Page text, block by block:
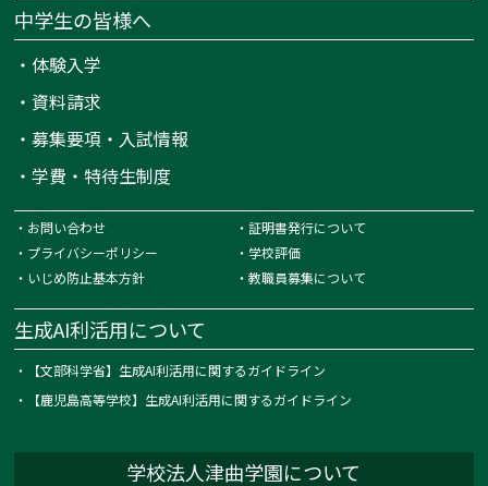
中学生の皆様へ
・ 体験入学
・ 資料請求
・募集要項・入試情報
・学費・特待生制度
・ お問い合わせ ・ 証明書発行について
・ プライバシーポリシー ・ 学校評価
・ いじめ防止基本方針 ・ 教職員募集について
生成AI利活用について
・
【文部科学省】生成AI利活用に関するガイドライン
・
【鹿児島高等学校】生成AI利活用に関するガイドライン
学校法人津曲学園について